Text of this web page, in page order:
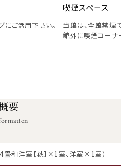
にご活用下さい。
喫煙スペース
当館は、全館禁煙
館外に喫煙コーナ
要
和洋室【萩】×1室、洋室×1室）